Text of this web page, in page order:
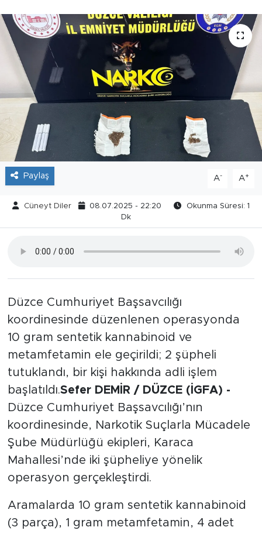
Paylaş A- A+
Cüneyt Diler 08.07.2025 - 22:20
Okunma Süresi: 1
Dk
Düzce Cumhuriyet Başsavcılığı
koordinesinde düzenlenen operasyonda
10 gram sentetik kannabinoid ve
metamfetamin ele geçirildi; 2 şüpheli
tutuklandı, bir kişi hakkında adli işlem
başlatıldı.Sefer DEMİR / DÜZCE (İGFA) -
Düzce Cumhuriyet Başsavcılığı’nın
koordinesinde, Narkotik Suçlarla Mücadele
Şube Müdürlüğü ekipleri, Karaca
Mahallesi’nde iki şüpheliye yönelik
operasyon gerçekleştirdi.
Aramalarda 10 gram sentetik kannabinoid
(3 parça), 1 gram metamfetamin, 4 adet